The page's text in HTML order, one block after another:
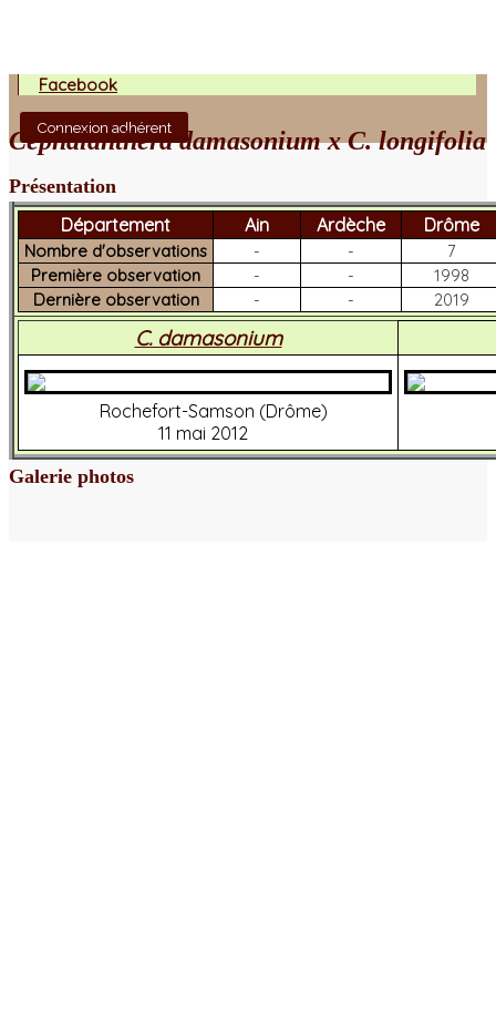
Facebook
Connexion adhérent
Cephalanthera damasonium x C. longifolia
Présentation
Département
Ain Ardèche Drôme
Nombre d'observations - -
7
Première observation
- -
1998
Dernière observation
- - 2019
C. damasonium
Rochefort-Samson (Drôme)
11 mai 2012
Galerie photos